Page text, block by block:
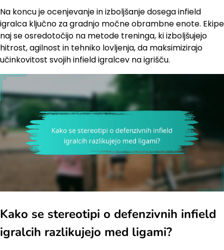
Na koncu je ocenjevanje in izboljšanje dosega infield
igralca ključno za gradnjo močne obrambne enote. Ekipe
naj se osredotočijo na metode treninga, ki izboljšujejo
hitrost, agilnost in tehniko lovljenja, da maksimizirajo
učinkovitost svojih infield igralcev na igrišču.
Kako se stereotipi o defenzivnih infield
igralcih razlikujejo med ligami?